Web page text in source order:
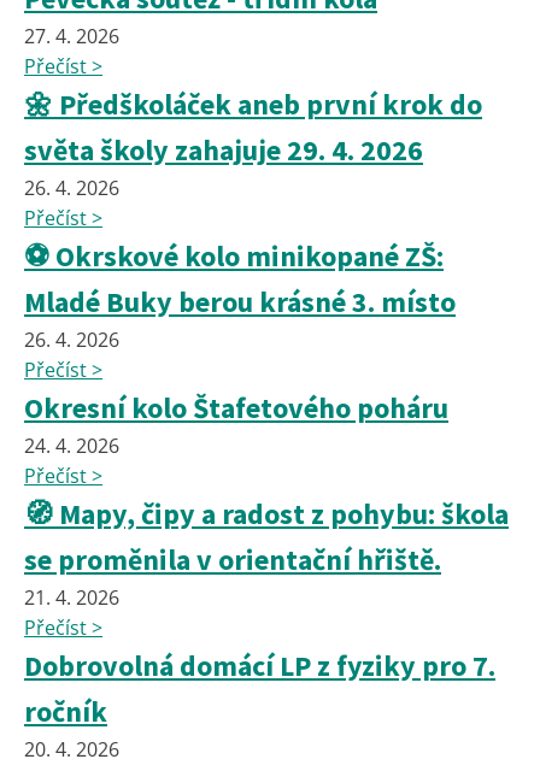
27. 4. 2026
Přečíst >
🌼 Předškoláček aneb první krok do
světa školy zahajuje 29. 4. 2026
26. 4. 2026
Přečíst >
⚽ Okrskové kolo minikopané ZŠ:
Mladé Buky berou krásné 3. místo
26. 4. 2026
Přečíst >
Okresní kolo Štafetového poháru
24. 4. 2026
Přečíst >
🧭 Mapy, čipy a radost z pohybu: škola
se proměnila v orientační hřiště.
21. 4. 2026
Přečíst >
Dobrovolná domácí LP z fyziky pro 7.
ročník
20. 4. 2026